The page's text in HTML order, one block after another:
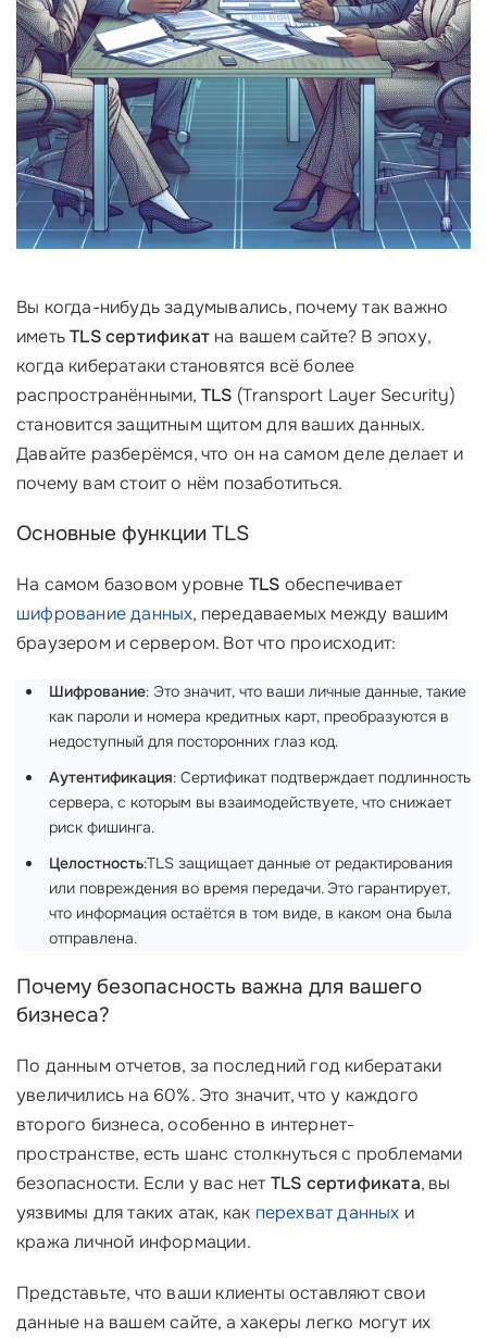
Вы когда-нибудь задумывались, почему так важно
иметьTLS сертификат на вашем сайте? В эпоху,
когда кибератаки становятся всё более
распространёнными, TLS (Transport Layer Security)
становится защитным щитом для ваших данных.
Давайте разберёмся, что он на самом деле делает и
почему вам стоит о нём позаботиться.
Основные функции TLS
На самом базовом уровне TLS обеспечивает
шифрование данных, передаваемых между вашим
браузером и сервером. Вот что происходит:
Шифрование: Это значит, что ваши личные данные, такие
как пароли и номера кредитных карт, преобразуются в
недоступный для посторонних глаз код.
Аутентификация: Сертификат подтверждает подлинность
сервера, с которым вы взаимодействуете, что снижает
риск фишинга.
Целостность:TLS защищает данные от редактирования
или повреждения во время передачи. Это гарантирует,
что информация остаётся в том виде, в каком она была
отправлена.
Почему безопасность важна для вашего
бизнеса?
По данным отчетов, за последний год кибератаки
увеличились на 60%. Это значит, что у каждого
второго бизнеса, особенно в интернет-
пространстве, есть шанс столкнуться с проблемами
безопасности. Если у вас нетTLS сертификата, вы
уязвимы для таких атак, как перехват данных и
кража личной информации.
Представьте, что ваши клиенты оставляют свои
данные на вашем сайте, а хакеры легко могут их